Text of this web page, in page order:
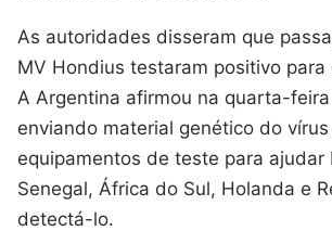
As autoridades disseram que
MV Hondius testaram positivo para
A Argentina afirmou na quarta-
enviando material genético do
equipamentos de teste para ajudar
Senegal, África do Sul, Holanda e
detectá-lo.